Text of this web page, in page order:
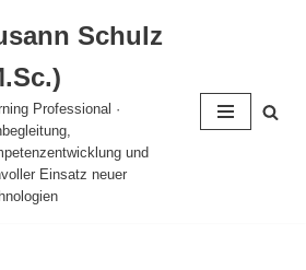
Schulz
Professional ·
und
Einsatz neuer